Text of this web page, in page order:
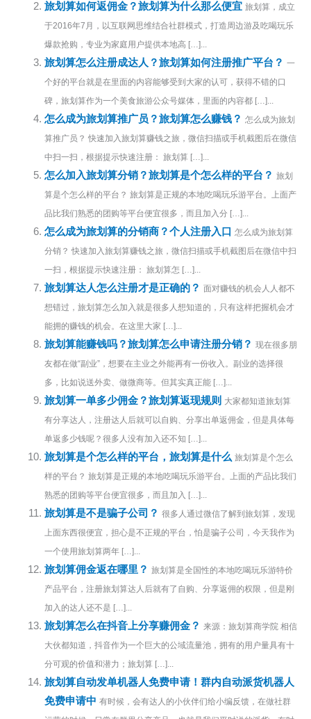
旅划算如何返佣金？旅划算为什么那么便宜 旅划算，成立
于2016年7月，以互联网思维结合社群模式，打造周边游及吃喝玩乐
爆款抢购，专业为家庭用户提供本地高 […]...
旅划算怎么注册成达人？旅划算如何注册推广平台？ 一
个好的平台就是在里面的内容能够受到大家的认可，获得不错的口
碑，旅划算作为一个美食旅游公众号媒体，里面的内容都 […]...
怎么成为旅划算推广员？旅划算怎么赚钱？ 怎么成为旅划
算推广员？ 快速加入旅划算赚钱之旅，微信扫描或手机截图后在微信
中扫一扫，根据提示快速注册： 旅划算 […]...
怎么加入旅划算分销？旅划算是个怎么样的平台？ 旅划
算是个怎么样的平台？ 旅划算是正规的本地吃喝玩乐游平台。上面产
品比我们熟悉的团购等平台便宜很多，而且加入分 […]...
怎么成为旅划算的分销商？个人注册入口 怎么成为旅划算
分销？ 快速加入旅划算赚钱之旅，微信扫描或手机截图后在微信中扫
一扫，根据提示快速注册： 旅划算怎 […]...
旅划算达人怎么注册才是正确的？ 面对赚钱的机会人人都不
想错过，旅划算怎么加入就是很多人想知道的，只有这样把握机会才
能拥的赚钱的机会。在这里大家 […]...
旅划算能赚钱吗？旅划算怎么申请注册分销？ 现在很多朋
友都在做“副业”，想要在主业之外能再有一份收入。副业的选择很
多，比如说送外卖、做微商等。但其实真正能 […]...
旅划算一单多少佣金？旅划算返现规则 大家都知道旅划算
有分享达人，注册达人后就可以自购、分享出单返佣金，但是具体每
单返多少钱呢？很多人没有加入还不知 […]...
旅划算是个怎么样的平台，旅划算是什么 旅划算是个怎么
样的平台？ 旅划算是正规的本地吃喝玩乐游平台。上面的产品比我们
熟悉的团购等平台便宜很多，而且加入 […]...
旅划算是不是骗子公司？ 很多人通过微信了解到旅划算，发现
上面东西很便宜，担心是不正规的平台，怕是骗子公司，今天我作为
一个使用旅划算两年 […]...
旅划算佣金返在哪里？ 旅划算是全国性的本地吃喝玩乐游特价
产品平台，注册旅划算达人后就有了自购、分享返佣的权限，但是刚
加入的达人还不是 […]...
旅划算怎么在抖音上分享赚佣金？ 来源：旅划算商学院 相信
大伙都知道，抖音作为一个巨大的公域流量池，拥有的用户量具有十
分可观的价值和潜力；旅划算 […]...
旅划算自动发单机器人免费申请！群内自动派货机器人
免费申请中 有时候，会有达人的小伙伴们给小编反馈，在做社群